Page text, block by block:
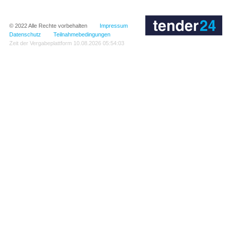
© 2022Alle Rechte vorbehalten
Impressum
Datenschutz
Teilnahmebedingungen
Zeit der Vergabeplattform 10.08.2026 05:54:03